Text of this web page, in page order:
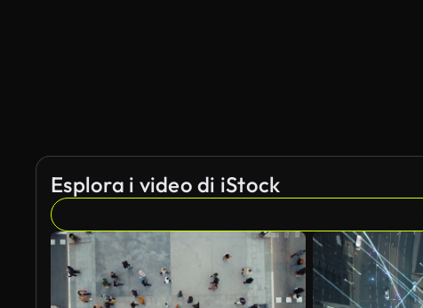
Esplora i video di iStock